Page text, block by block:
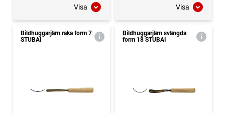
Visa Visa
Bildhuggarjärn raka form 7
STUBAI
Bildhuggarjärn svängda
form 18 STUBAI